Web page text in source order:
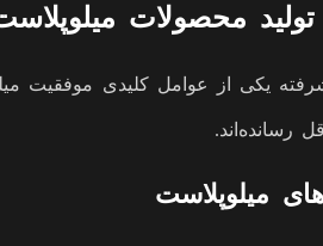
محصولات
یکی از عوامل کلیدی موفقیت
رسانده‌اند.
میلوپلاست